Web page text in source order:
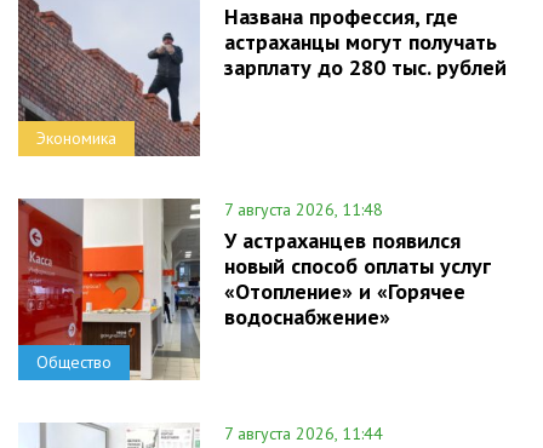
Экономика
Названа профессия, где
астраханцы могут получать
зарплату до 280 тыс. рублей
Общество
7 августа 2026, 11:48
У астраханцев появился
новый способ оплаты услуг
«Отопление» и «Горячее
водоснабжение»
7 августа 2026, 11:44